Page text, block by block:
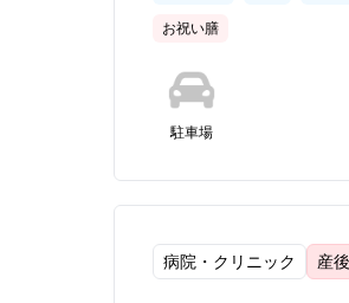
お祝い膳
駐車場
病院・クリニック 産